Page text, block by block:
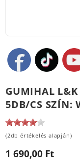
GUMIHAL L&K
5DB/CS SZÍN:
(2db értékelés alapján)
1 690,00 Ft